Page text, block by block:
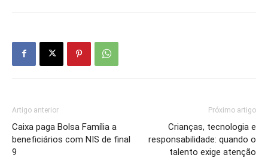
Artigo anterior
Caixa paga Bolsa Família a
beneficiários com NIS de final
9
Próximo artigo
Crianças, tecnologia e
responsabilidade: quando o
talento exige atenção